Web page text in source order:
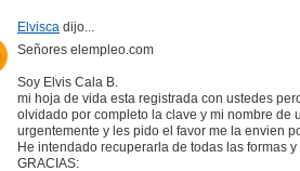
Elvisca dijo...
Señores elempleo.com
Soy Elvis Cala B.
mi hoja de vida esta registrada con ustedes
olvidado por completo la clave y mi nombre de
urgentemente y les pido el favor me la envien
He intendado recuperarla de todas las formas y
GRACIAS: